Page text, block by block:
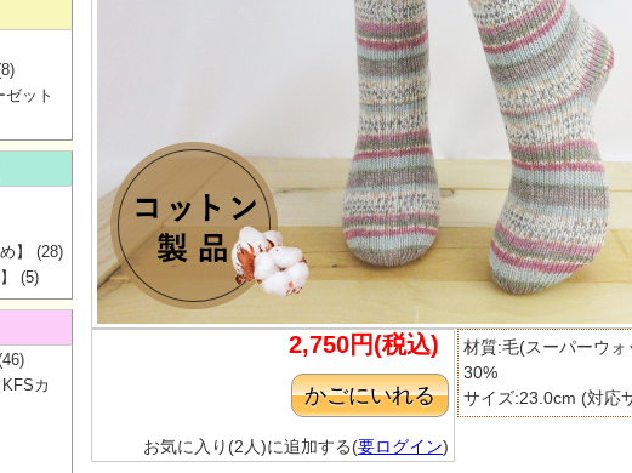
2,750円(税込)
お気に入り(2人)に追加する(要ログイン)
材質:毛(スーパーウ
30%
サイズ:23.0cm (対応
ット
】
(28)
(5)
カ